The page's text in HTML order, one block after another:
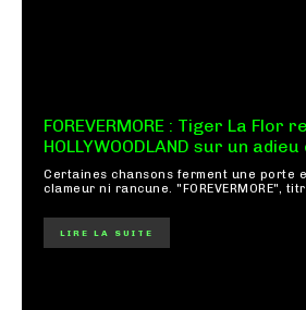
FOREVERMORE : Tiger La Flor
HOLLYWOODLAND sur un
Certaines chansons ferment une porte
clameur ni rancune. "FOREVERMORE",
LIRE LA SUITE